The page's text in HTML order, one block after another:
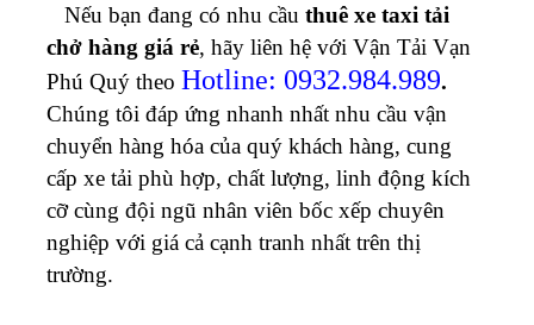
Nếu bạn đang có nhu cầu thuê xe taxi tải
chở hàng giá rẻ, hãy liên hệ với Vận Tải Vạn
Phú Quý theo Hotline: 0932.984.989.
Chúng tôi đáp ứng nhanh nhất nhu cầu vận
chuyển hàng hóa của quý khách hàng, cung
cấp xe tải phù hợp, chất lượng, linh động kích
cỡ cùng đội ngũ nhân viên bốc xếp chuyên
nghiệp với giá cả cạnh tranh nhất trên thị
trường.